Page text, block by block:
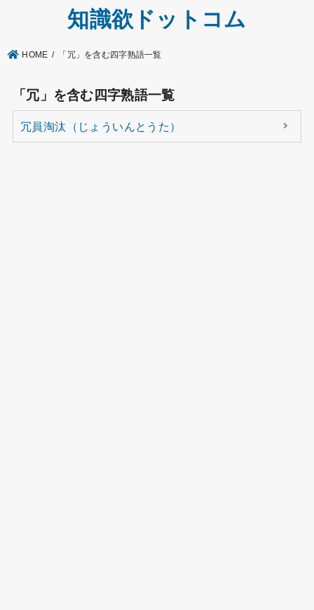
知識欲ドットコム
HOME 「冗」を含む四字熟語一覧
「冗」を含む四字熟語一覧
冗員淘汰（じょういんとうた）